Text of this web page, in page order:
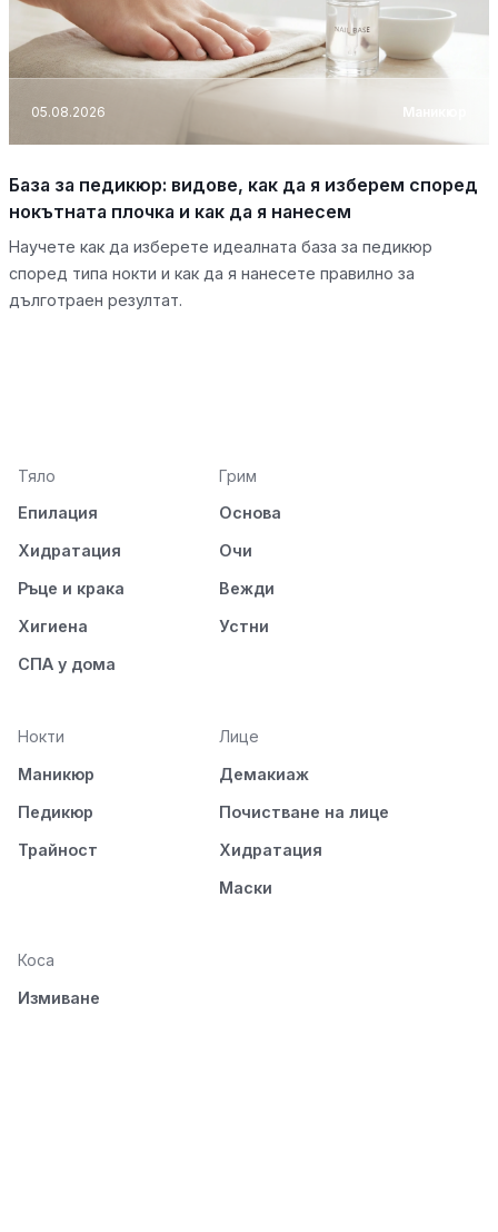
05.08.2026 Маникюр
База за педикюр: видове, как да я изберем според
нокътната плочка и как да я нанесем
Научете как да изберете идеалната база за педикюр
според типа нокти и как да я нанесете правилно за
дълготраен резултат.
Тяло
Епилация
Хидратация
Ръце и крака
Хигиена
СПА у дома
Грим
Основа
Очи
Вежди
Устни
Нокти
Маникюр
Педикюр
Трайност
Лице
Демакиаж
Почистване на лице
Хидратация
Маски
Коса
Измиване